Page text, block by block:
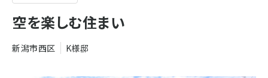
空を楽しむ住まい
新潟市西区 K様邸